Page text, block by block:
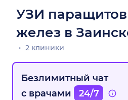
УЗИ
желез в
2 клиники
Безлимитный чат
с врачами
24/7